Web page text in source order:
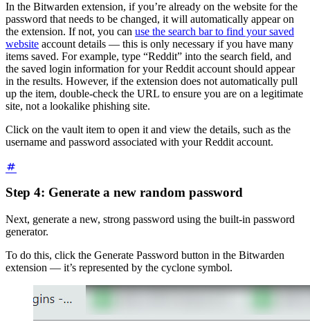
In the Bitwarden extension, if you’re already on the website for the
password that needs to be changed, it will automatically appear on
the extension. If not, you can use the search bar to find your saved
website account details — this is only necessary if you have many
items saved. For example, type “Reddit” into the search field, and
the saved login information for your Reddit account should appear
in the results. However, if the extension does not automatically pull
up the item, double-check the URL to ensure you are on a legitimate
site, not a lookalike phishing site.
Click on the vault item to open it and view the details, such as the
username and password associated with your Reddit account.
Step 4: Generate a new random password
Next, generate a new, strong password using the built-in password
generator.
To do this, click the Generate Password button in the Bitwarden
extension — it’s represented by the cyclone symbol.